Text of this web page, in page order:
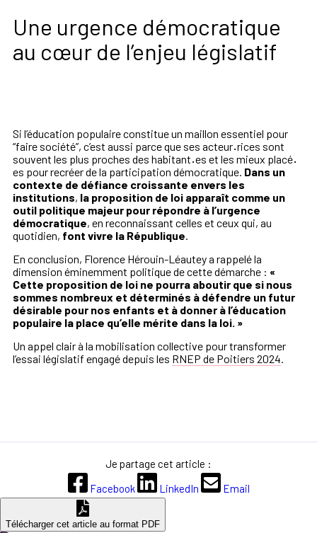
Une urgence démocratique
au cœur de l’enjeu législatif
Si l’éducation populaire constitue un maillon essentiel pour
“faire société”, c’est aussi parce que ses acteur·rices sont
souvent les plus proches des habitant·es et les mieux placé·
es pour recréer de la participation démocratique. Dans un
contexte de défiance croissante envers les
institutions, la proposition de loi apparaît comme un
outil politique majeur pour répondre à l’urgence
démocratique, en reconnaissant celles et ceux qui, au
quotidien, font vivre la République
En conclusion, Florence Hérouin-Léautey a rappelé la
dimension éminemment politique de cette démarche : «
Cette proposition de loi ne pourra aboutir que si nous
sommes nombreux et déterminés à défendre un futur
désirable pour nos enfants et à donner à l’éducation
populaire la place qu’elle mérite dans la loi. »
Un appel clair à la mobilisation collective pour transformer
l’essai législatif engagé depuis les RNEP de Poitiers 2024
Je partage cet article :
Facebook
LinkedIn Email
Télécharger cet article au format PDF